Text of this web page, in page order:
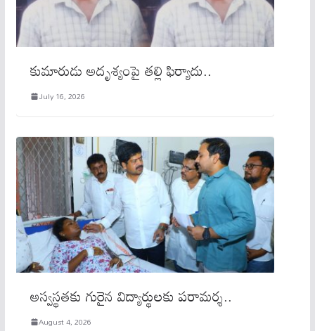
కుమారుడు అదృశ్యంపై తల్లి ఫిర్యాదు..
July 16, 2026
అస్వస్థతకు గురైన విద్యార్థులకు పరామర్శ..
August 4, 2026